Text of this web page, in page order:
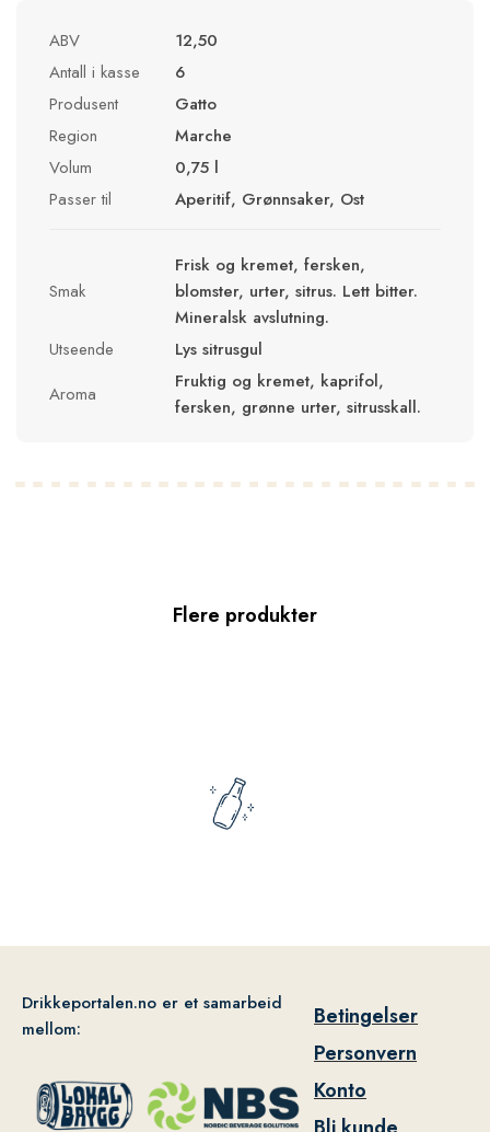
ABV
12,50
Antall i kasse
6
Produsent
Gatto
Region
Marche
Volum
0,75 l
Passer til
Aperitif, Grønnsaker, Ost
Smak
Frisk og kremet, fersken,
blomster, urter, sitrus. Lett bitter.
Mineralsk avslutning.
Utseende
Lys sitrusgul
Aroma
Fruktig og kremet, kaprifol,
fersken, grønne urter, sitrusskall.
Flere produkter
Drikkeportalen.no er et samarbeid
mellom:
Betingelser
Personvern
Konto